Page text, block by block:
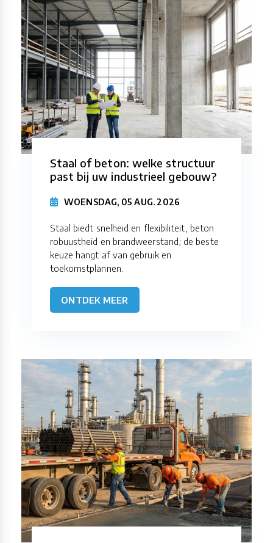
Staal of beton: welke structuur
past bij uw industrieel gebouw?
WOENSDAG, 05 AUG. 2026
Staal biedt snelheid en flexibiliteit, beton
robuustheid en brandweerstand; de beste
keuze hangt af van gebruik en
toekomstplannen.
ONTDEK MEER